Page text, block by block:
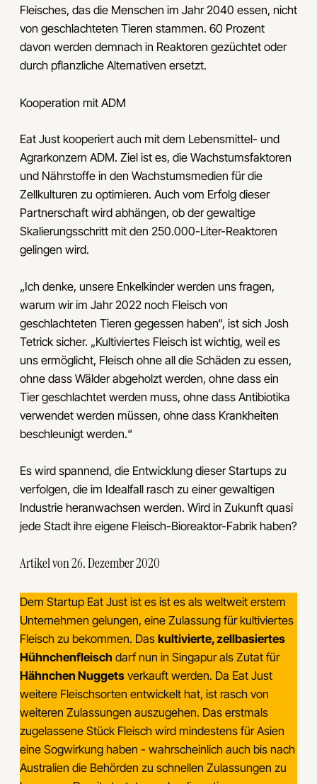
Fleisches, das die Menschen im Jahr 2040 essen, nicht
von geschlachteten Tieren stammen. 60 Prozent
davon werden demnach in Reaktoren gezüchtet oder
durch pflanzliche Alternativen ersetzt.
Kooperation mit ADM
Eat Just kooperiert auch mit dem Lebensmittel- und
Agrarkonzern ADM. Ziel ist es, die Wachstumsfaktoren
und Nährstoffe in den Wachstumsmedien für die
Zellkulturen zu optimieren. Auch vom Erfolg dieser
Partnerschaft wird abhängen, ob der gewaltige
Skalierungsschritt mit den 250.000-Liter-Reaktoren
gelingen wird.
„Ich denke, unsere Enkelkinder werden uns fragen,
warum wir im Jahr 2022 noch Fleisch von
geschlachteten Tieren gegessen haben“, ist sich Josh
Tetrick sicher. „Kultiviertes Fleisch ist wichtig, weil es
uns ermöglicht, Fleisch ohne all die Schäden zu essen,
ohne dass Wälder abgeholzt werden, ohne dass ein
Tier geschlachtet werden muss, ohne dass Antibiotika
verwendet werden müssen, ohne dass Krankheiten
beschleunigt werden.“
Es wird spannend, die Entwicklung dieser Startups zu
verfolgen, die im Idealfall rasch zu einer gewaltigen
Industrie heranwachsen werden. Wird in Zukunft quasi
jede Stadt ihre eigene Fleisch-Bioreaktor-Fabrik haben?
Artikel von 26. Dezember 2020
Dem Startup Eat Just ist es ist es als weltweit erstem
Unternehmen gelungen, eine Zulassung für kultiviertes
Fleisch zu bekommen. Das kultivierte, zellbasiertes
Hühnchenfleisch darf nun in Singapur als Zutat für
Hähnchen Nuggets verkauft werden. Da Eat Just
weitere Fleischsorten entwickelt hat, ist rasch von
weiteren Zulassungen auszugehen. Das erstmals
zugelassene Stück Fleisch wird mindestens für Asien
eine Sogwirkung haben - wahrscheinlich auch bis nach
Australien die Behörden zu schnellen Zulassungen zu